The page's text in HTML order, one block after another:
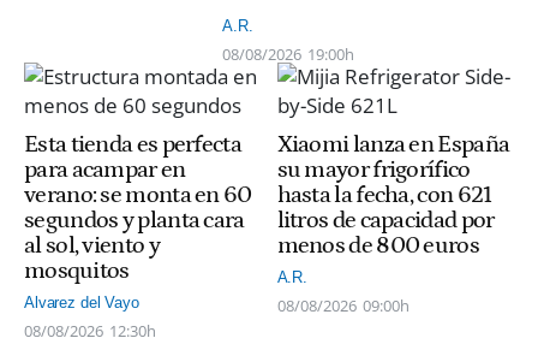
A.R.
08/08/2026 19:00h
Esta tienda es perfecta
para acampar en
verano: se monta en 60
segundos y planta cara
al sol, viento y
mosquitos
Alvarez del Vayo
08/08/2026 12:30h
Xiaomi lanza en España
su mayor frigorífico
hasta la fecha, con 621
litros de capacidad por
menos de 800 euros
A.R.
08/08/2026 09:00h